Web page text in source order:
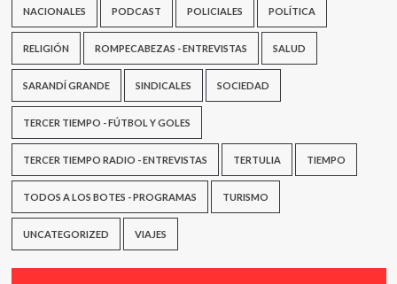
NACIONALES PODCAST POLICIALES POLÍTICA
RELIGIÓN ROMPECABEZAS - ENTREVISTAS SALUD
SARANDÍ GRANDE SINDICALES SOCIEDAD
TERCER TIEMPO - FÚTBOL Y GOLES
TERCER TIEMPO RADIO - ENTREVISTAS TERTULIA TIEMPO
TODOS A LOS BOTES - PROGRAMAS TURISMO
UNCATEGORIZED VIAJES